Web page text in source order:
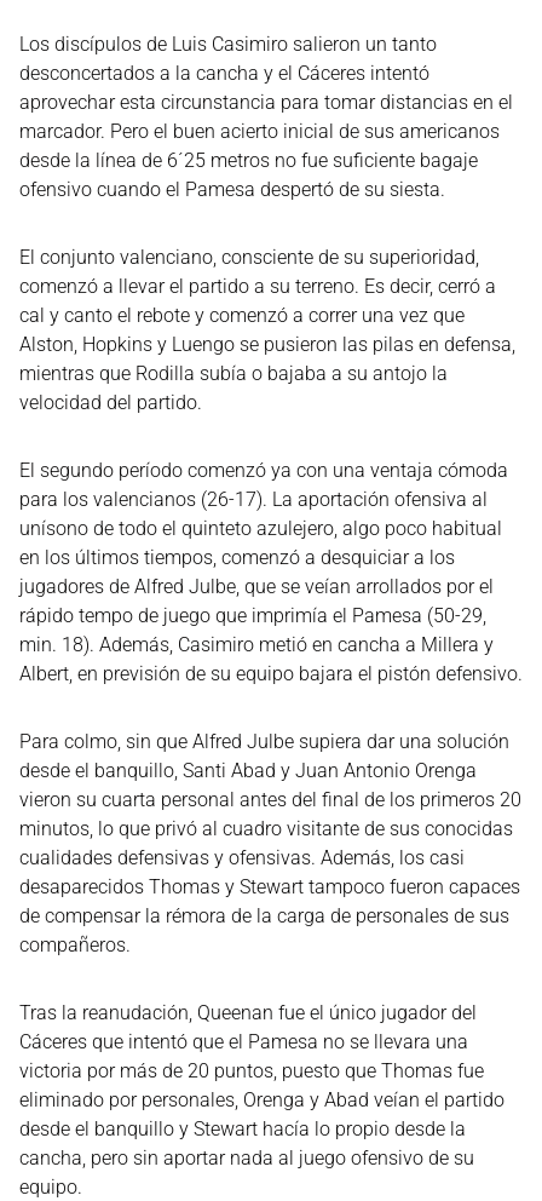
Los discípulos de Luis Casimiro salieron un tanto
desconcertados a la cancha y el Cáceres intentó
aprovechar esta circunstancia para tomar distancias en el
marcador. Pero el buen acierto inicial de sus americanos
desde la línea de 6´25 metros no fue suficiente bagaje
ofensivo cuando el Pamesa despertó de su siesta.
El conjunto valenciano, consciente de su superioridad,
comenzó a llevar el partido a su terreno. Es decir, cerró a
cal y canto el rebote y comenzó a correr una vez que
Alston, Hopkins y Luengo se pusieron las pilas en defensa,
mientras que Rodilla subía o bajaba a su antojo la
velocidad del partido.
El segundo período comenzó ya con una ventaja cómoda
para los valencianos (26-17). La aportación ofensiva al
unísono de todo el quinteto azulejero, algo poco habitual
en los últimos tiempos, comenzó a desquiciar a los
jugadores de Alfred Julbe, que se veían arrollados por el
rápido tempo de juego que imprimía el Pamesa (50-29,
min. 18). Además, Casimiro metió en cancha a Millera y
Albert, en previsión de su equipo bajara el pistón defensivo.
Para colmo, sin que Alfred Julbe supiera dar una solución
desde el banquillo, Santi Abad y Juan Antonio Orenga
vieron su cuarta personal antes del final de los primeros 20
minutos, lo que privó al cuadro visitante de sus conocidas
cualidades defensivas y ofensivas. Además, los casi
desaparecidos Thomas y Stewart tampoco fueron capaces
de compensar la rémora de la carga de personales de sus
compañeros.
Tras la reanudación, Queenan fue el único jugador del
Cáceres que intentó que el Pamesa no se llevara una
victoria por más de 20 puntos, puesto que Thomas fue
eliminado por personales, Orenga y Abad veían el partido
desde el banquillo y Stewart hacía lo propio desde la
cancha, pero sin aportar nada al juego ofensivo de su
equipo.